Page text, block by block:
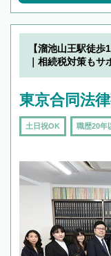
【溜池山王駅徒
｜相続税対策も
東京合同法
土日祝OK 職歴20年